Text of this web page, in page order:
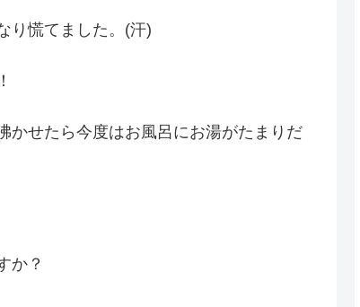
り慌てました。(汗)
かせたら今度はお風呂にお湯がたまりだ
か？